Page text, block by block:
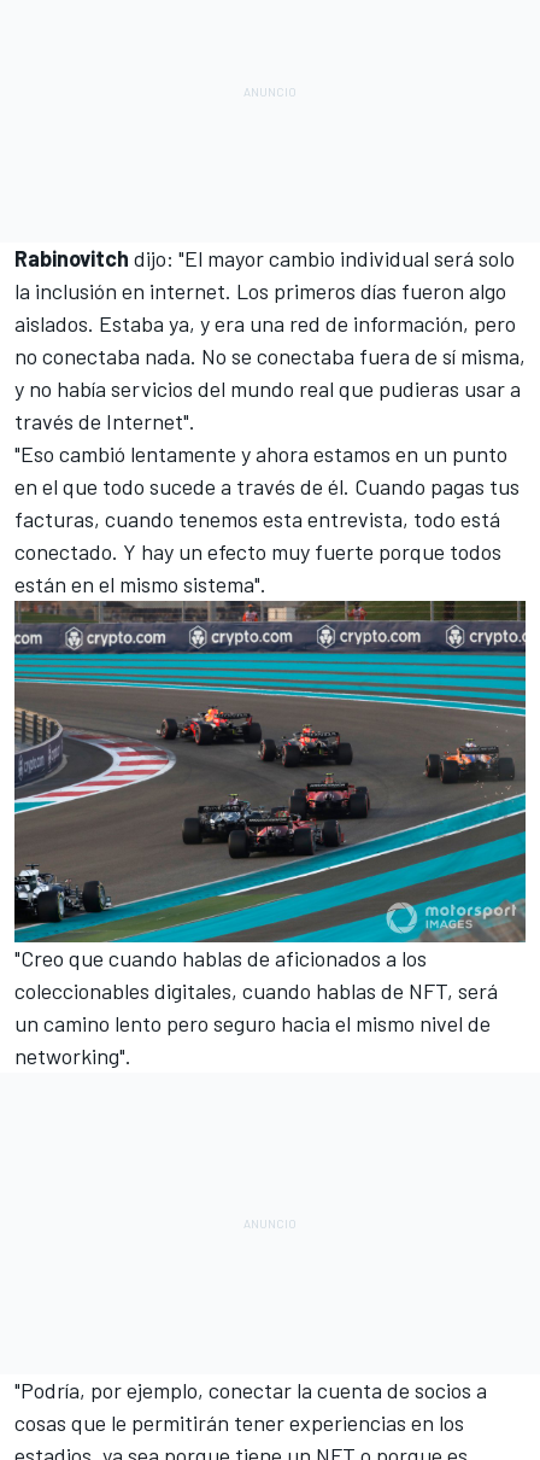
Rabinovitch dijo: "El mayor cambio individual será solo
la inclusión en internet. Los primeros días fueron algo
aislados. Estaba ya, y era una red de información, pero
no conectaba nada. No se conectaba fuera de sí misma,
y ​​no había servicios del mundo real que pudieras usar a
través de Internet".
"Eso cambió lentamente y ahora estamos en un punto
en el que todo sucede a través de él. Cuando pagas tus
facturas, cuando tenemos esta entrevista, todo está
conectado. Y hay un efecto muy fuerte porque todos
están en el mismo sistema".
"Creo que cuando hablas de aficionados a los
coleccionables digitales, cuando hablas de NFT, será
un camino lento pero seguro hacia el mismo nivel de
networking".
"Podría, por ejemplo, conectar la cuenta de socios a
cosas que le permitirán tener experiencias en los